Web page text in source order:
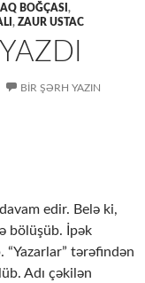
BOĞÇASI ,
, ZAUR USTAC
BIR ŞƏRH YAZIN
edir. Belə ki,
bölüşüb. İpək
“Yazarlar” tərəfindən
Adı çəkilən